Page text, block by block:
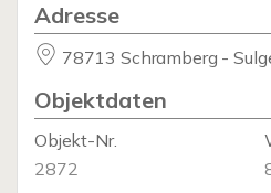
Adresse
78713 Schramberg -
Objektdaten
Objekt-Nr.
2872